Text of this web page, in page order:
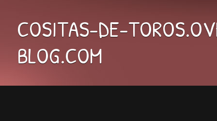
COSITAS-DE-
BLOG.COM